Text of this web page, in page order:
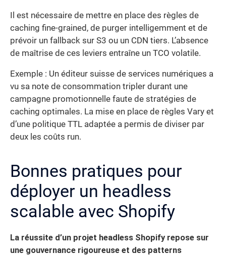
Il est nécessaire de mettre en place des règles de
caching fine-grained, de purger intelligemment et de
prévoir un fallback sur S3 ou un CDN tiers. L’absence
de maîtrise de ces leviers entraîne un TCO volatile.
Exemple : Un éditeur suisse de services numériques a
vu sa note de consommation tripler durant une
campagne promotionnelle faute de stratégies de
caching optimales. La mise en place de règles Vary et
d’une politique TTL adaptée a permis de diviser par
deux les coûts run.
Bonnes pratiques pour
déployer un headless
scalable avec Shopify
La réussite d’un projet headless Shopify repose sur
une gouvernance rigoureuse et des patterns